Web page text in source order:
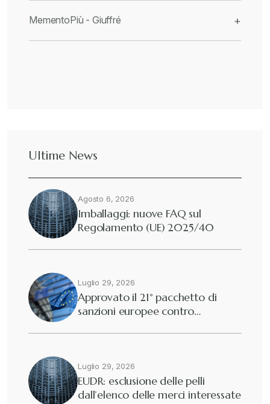
MementoPiù - Giuffré +
Ultime News
Agosto 6, 2026
Imballaggi: nuove FAQ sul
Regolamento (UE) 2025/40
Luglio 29, 2026
Approvato il 21° pacchetto di
sanzioni europee contro…
Luglio 29, 2026
EUDR: esclusione delle pelli
dall’elenco delle merci interessate